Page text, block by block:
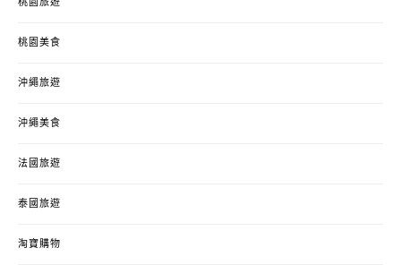
桃園旅遊
桃園美食
沖繩旅遊
沖繩美食
法國旅遊
泰國旅遊
淘寶購物